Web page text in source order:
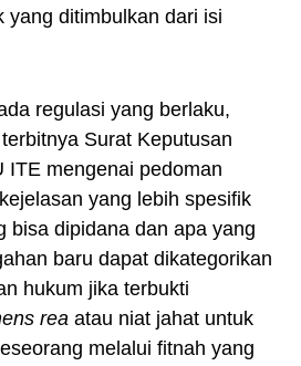
yang ditimbulkan dari isi
regulasi yang berlaku,
Surat Keputusan
ITE mengenai pedoman
yang lebih spesifik
bisa dipidana dan apa yang
baru dapat dikategorikan
hukum jika terbukti
rea atau niat jahat untuk
melalui fitnah yang